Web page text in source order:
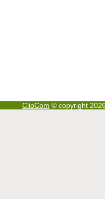
ClioCom © copyright